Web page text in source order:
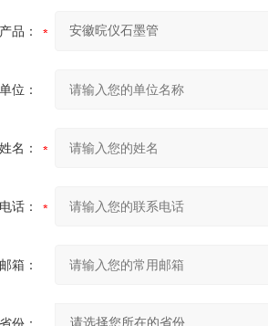
产品：
位：
名：
话：
箱：